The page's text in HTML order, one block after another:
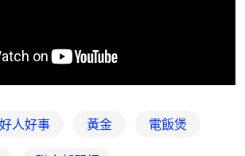
好人好事 黃金 電飯煲